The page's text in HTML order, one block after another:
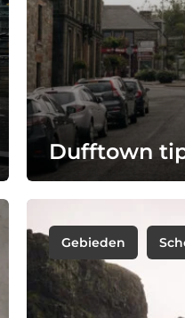
Dufftown
Gebieden